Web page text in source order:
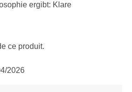
ergibt: Klare
ce produit.
2026